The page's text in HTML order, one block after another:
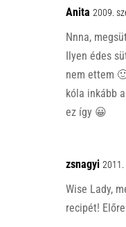
Anita 2009.
Nnna,
Ilyen édes
nem ettem
kóla inkább
ez így 😀
zsnagyi 2011.
Wise Lady,
recipét!